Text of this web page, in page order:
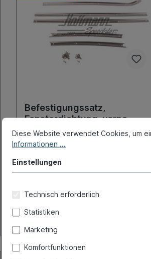
Befestigungssatz,
Fensterdichtung, vorne
Produktnummer:600-8410
Tage, Ausland + Sperrgut längere Lieferzeit
375,00 €*
Diese Website verwendet Cookies, um
Informationen ...
Einstellungen
Technisch erforderlich
Statistiken
Marketing
Komfortfunktionen